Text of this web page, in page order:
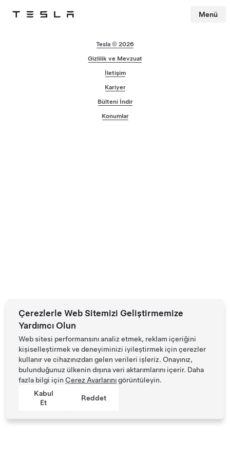
Tesla Menü
Tesla © 2026
Gizlilik ve Mevzuat
İletişim
Kariyer
Bülteni İndir
Konumlar
Çerezlerle Web Sitemizi Geliştirmemize
Yardımcı Olun
Web sitesi performansını analiz etmek, reklam içeriğini
kişiselleştirmek ve deneyiminizi iyileştirmek için çerezler
kullanır ve cihazınızdan gelen verileri işleriz. Onayınız,
bulunduğunuz ülkenin dışına veri aktarımlarını içerir. Daha
fazla bilgi için Çerez Ayarlarınıgörüntüleyin.
Kabul
Et
Reddet